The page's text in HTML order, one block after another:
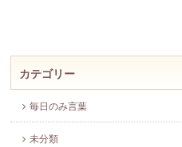
カテゴリー
毎日のみ言葉
未分類